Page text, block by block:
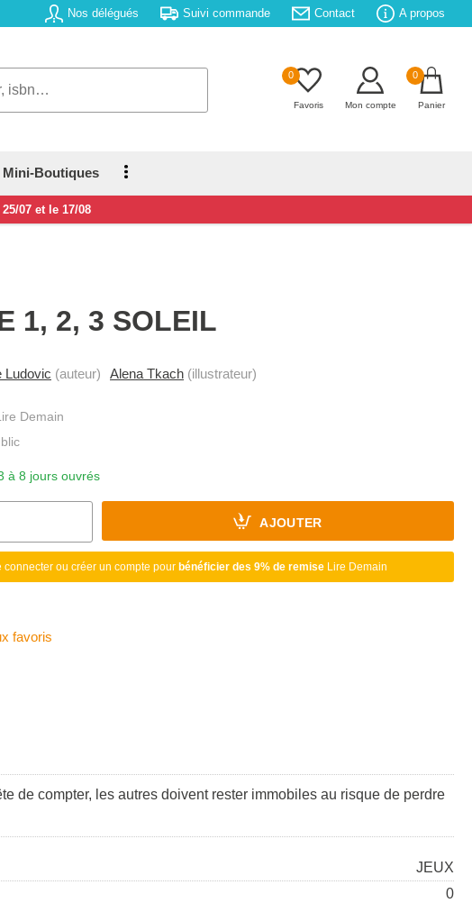
Nos délégués Suivi commande Contact A propos
0
Favoris Mon compte
0
Panier
Mini-Boutiques
07 et le 17/08
1, 2, 3 SOLEIL
Ludovic (auteur) Alena Tkach (illustrateur)
à 8 jours ouvrés
AJOUTER
connecter ou créer un compte pour bénéficier des 9% de remiseLire Demain
favoris
de compter, les autres doivent rester immobiles au risque de perdre
JEUX
0